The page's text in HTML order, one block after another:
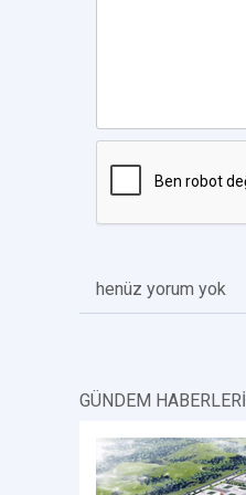
henüz yorum yok
GÜNDEM HABERLERİ